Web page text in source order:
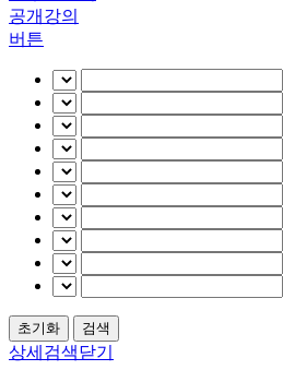
공개강의
버튼
상세검색닫기